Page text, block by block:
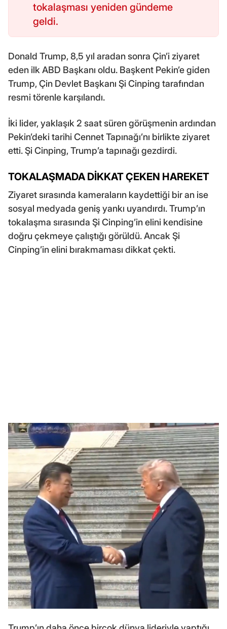
tokalaşması yeniden gündeme
geldi.
Donald Trump, 8,5 yıl aradan sonra Çin’i ziyaret
eden ilk ABD Başkanı oldu. Başkent Pekin’e giden
Trump, Çin Devlet Başkanı Şi Cinping tarafından
resmi törenle karşılandı.
İki lider, yaklaşık 2 saat süren görüşmenin ardından
Pekin’deki tarihi Cennet Tapınağı’nı birlikte ziyaret
etti. Şi Cinping, Trump’a tapınağı gezdirdi.
TOKALAŞMADA DİKKAT ÇEKEN HAREKET
Ziyaret sırasında kameraların kaydettiği bir an ise
sosyal medyada geniş yankı uyandırdı. Trump’ın
tokalaşma sırasında Şi Cinping’in elini kendisine
doğru çekmeye çalıştığı görüldü. Ancak Şi
Cinping’in elini bırakmaması dikkat çekti.